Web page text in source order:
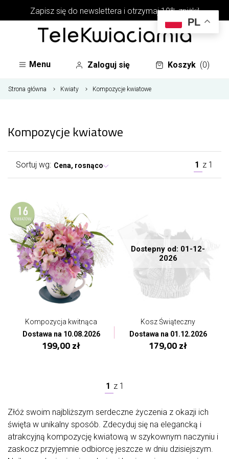
Zapisz się do newslettera i otrzymaj 10% zniżki!
Menu Zaloguj się Koszyk (0)
Strona główna Kwiaty Kompozycje kwiatowe
Kompozycje kwiatowe
Sortuj wg: Cena, rosnąco 1 z 1
Kompozycja kwitnąca
Dostawa na 10.08.2026
199,00 zł
Dostepny od: 01-12-
2026
Kosz Świąteczny
Dostawa na 01.12.2026
179,00 zł
1 z 1
Złóż swoim najbliższym serdeczne życzenia z okazji ich
święta w unikalny sposób. Zdecyduj się na elegancką i
atrakcyjną kompozycję kwiatową w szykownym naczyniu i
zaskocz przyjemnie odbiorcę jeszcze w dniu dzisiejszym.
PL